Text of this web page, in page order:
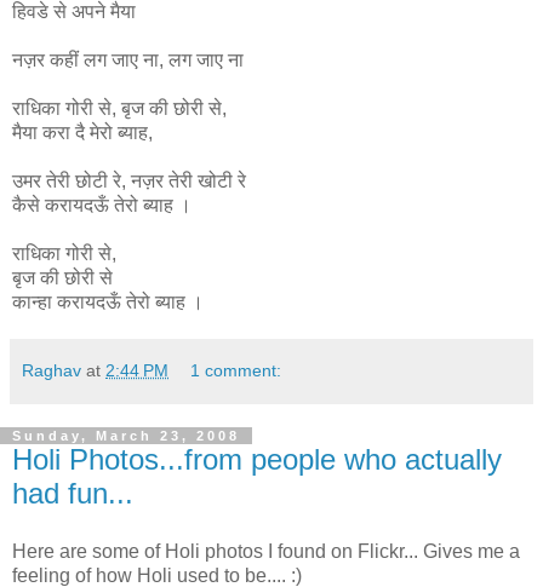
हिवडे से अपने मैया
नज़र कहीं लग जाए ना, लग जाए ना
राधिका गोरी से, बृजकी छोरी से,
मैया करा दै मेरो ब्याह,
उमर तेरी छोटी रे, नज़र तेरी खोटी रे
कैसे करायदऊँ तेरो ब्याह ।
राधिका गोरी से,
बृज की छोरी से
कान्हा करायदऊँ तेरो ब्याह ।
Raghav at 2:44 PM 1 comment:
Sunday, March 23, 2008
Holi Photos...from people who actually
had fun...
Here are some of Holi photos I found on Flickr... Gives me a
feeling of how Holi used to be.... :)